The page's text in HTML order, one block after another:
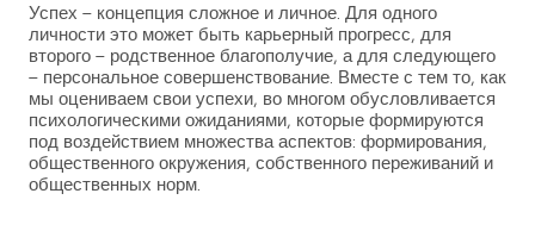
Успех – концепция сложное и личное. Для одного
личности это может быть карьерный прогресс, для
второго – родственное благополучие, а для следующего
– персональное совершенствование. Вместе с тем то, как
мы оцениваем свои успехи, во многом обусловливается
психологическими ожиданиями, которые формируются
под воздействием множества аспектов: формирования,
общественного окружения, собственного переживаний и
общественных норм.